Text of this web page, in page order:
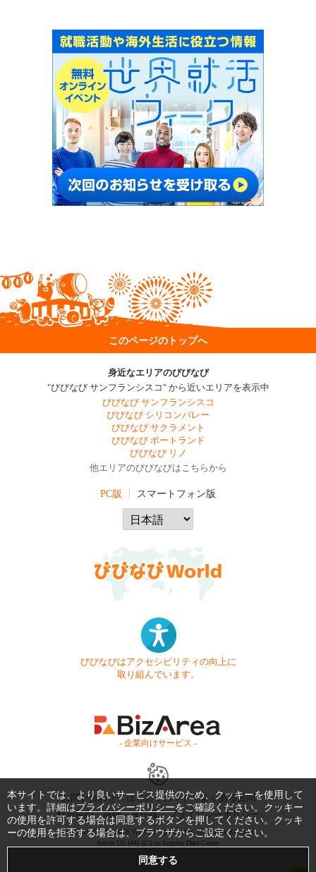
このページのトップへ
身近なエリアのびびなび
"びびなび サンフランシスコ" から近いエリアを表示中
びびなび サンフランシスコ
びびなび シリコンバレー
びびなび サクラメント
びびなび ポートランド
びびなび リノ
他エリアのびびなびはこちらから
PC版 スマートフォン版
びびなびはアクセシビリティの向上に
取り組んでいます。
- 企業向けサービス -
お問い合わせ はじめてガイド
よくある質問
利用規約
商標・著作権 プライバシーポリシー
Copyright © 1999-2026 Vivid Navigation, Inc. All Rights Reserved.
Server US (44) @ Los Angeles Data Center
本サイトでは、より良いサービス提供のため、クッキーを使用して
います。詳細はプライバシーポリシーをご確認ください。クッキー
の使用を許可する場合は同意するボタンを押してください。クッキ
ーの使用を拒否する場合は、ブラウザからご設定ください。